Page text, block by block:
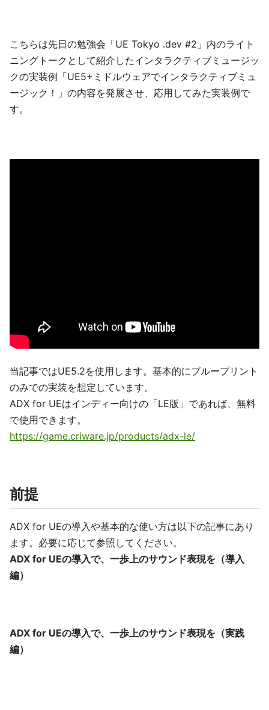
こちらは先日の勉強会「UE Tokyo .dev #2」内のライト
ニングトークとして紹介したインタラクティブミュージッ
クの実装例「UE5+ミドルウェアでインタラクティブミュ
ージック！」の内容を発展させ、応用してみた実装例で
す。
当記事ではUE5.2を使用します。基本的にブループリント
のみでの実装を想定しています。
ADX for UEはインディー向けの「LE版」であれば、無料
で使用できます。
https://game.criware.jp/products/adx-le/
前提
ADX for UEの導入や基本的な使い方は以下の記事にあり
ます。必要に応じて参照してください。
ADX for UEの導入で、一歩上のサウンド表現を（導入
編）
ADX for UEの導入で、一歩上のサウンド表現を（実践
編）